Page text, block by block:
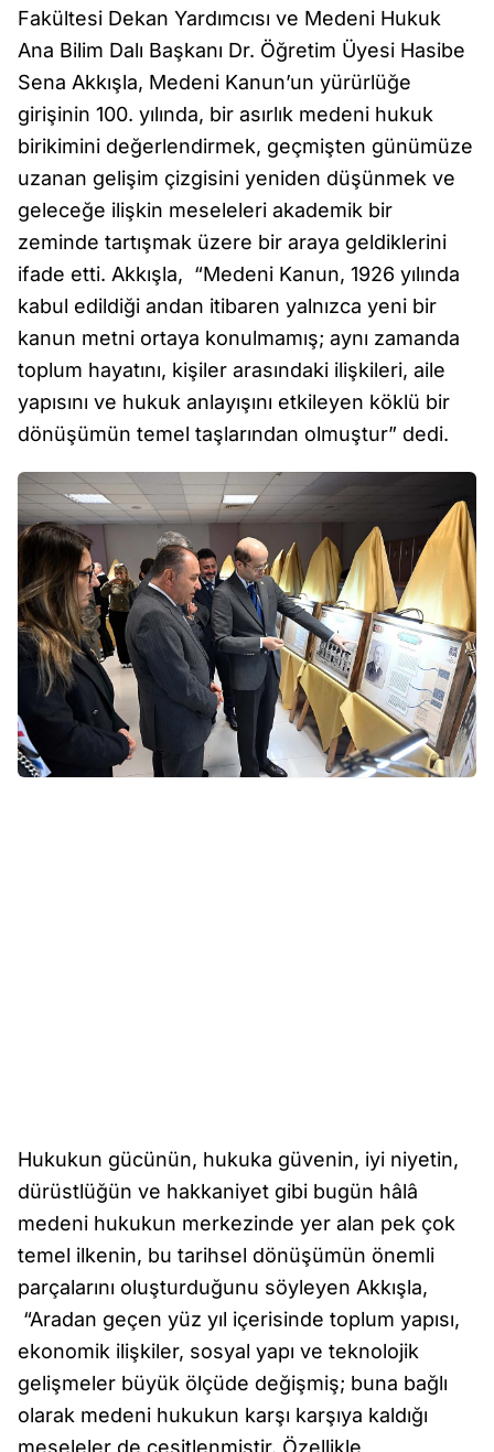
Fakültesi Dekan Yardımcısı ve Medeni Hukuk
Ana Bilim Dalı Başkanı Dr. Öğretim Üyesi Hasibe
Sena Akkışla, Medeni Kanun’un yürürlüğe
girişinin 100. yılında, bir asırlık medeni hukuk
birikimini değerlendirmek, geçmişten günümüze
uzanan gelişim çizgisini yeniden düşünmek ve
geleceğe ilişkin meseleleri akademik bir
zeminde tartışmak üzere bir araya geldiklerini
ifade etti. Akkışla, “Medeni Kanun, 1926 yılında
kabul edildiği andan itibaren yalnızca yeni bir
kanun metni ortaya konulmamış; aynı zamanda
toplum hayatını, kişiler arasındaki ilişkileri, aile
yapısını ve hukuk anlayışını etkileyen köklü bir
dönüşümün temel taşlarından olmuştur” dedi.
Hukukun gücünün, hukuka güvenin, iyi niyetin,
dürüstlüğün ve hakkaniyet gibi bugün hâlâ
medeni hukukun merkezinde yer alan pek çok
temel ilkenin, bu tarihsel dönüşümün önemli
parçalarını oluşturduğunu söyleyen Akkışla,
“Aradan geçen yüz yıl içerisinde toplum yapısı,
ekonomik ilişkiler, sosyal yapı ve teknolojik
gelişmeler büyük ölçüde değişmiş; buna bağlı
olarak medeni hukukun karşı karşıya kaldığı
meseleler de çeşitlenmiştir. Özellikle